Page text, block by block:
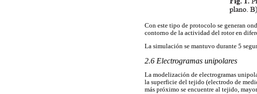
Con este tipo de protocolo se generan
contorno de la actividad del rotor en
La simulación se mantuvo durante 5
2.6 Electrogramas unipolares
La modelización de electrogramas
la superficie del tejido (electrodo de
más próximo se encuentre al tejido,